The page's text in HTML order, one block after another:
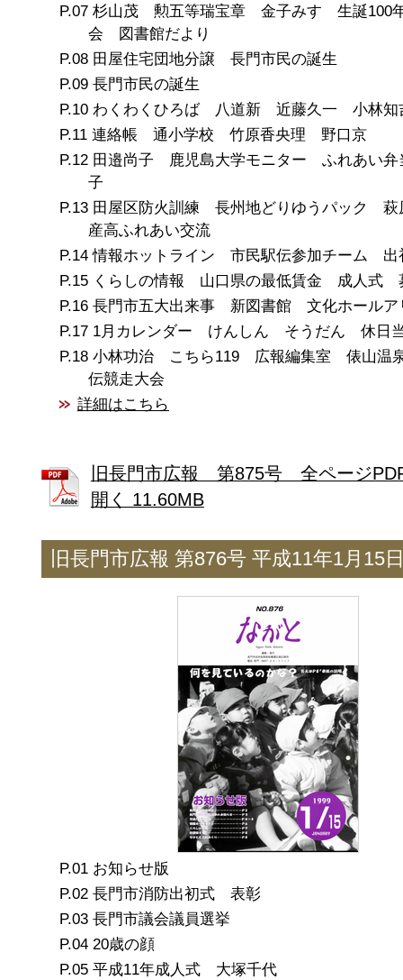
杉山茂 勲五等瑞宝章 金子みすゞ生誕100
会 図書館だより
田屋住宅団地分譲 長門市民の誕生
長門市民の誕生
わくわくひろば 八道新 近藤久一 小林知
連絡帳 通小学校 竹原香央理 野口京
田邉尚子 鹿児島大学モニター ふれあい
子
田屋区防火訓練 長州地どりゆうパック
産高ふれあい交流
情報ホットライン 市民駅伝参加チーム 出
くらしの情報 山口県の最低賃金 成人式
長門市五大出来事 新図書館 文化ホールア
1月カレンダー けんしん そうだん 休日
小林功治 こちら119 広報編集室 俵山温
伝競走大会
詳細はこちら
旧長門市広報 第875号 全ページ
開く 11.60MB
旧長門市広報 第876号 平成11年1月15
お知らせ版
長門市消防出初式 表彰
長門市議会議員選挙
20歳の顔
平成11年成人式 大塚千代